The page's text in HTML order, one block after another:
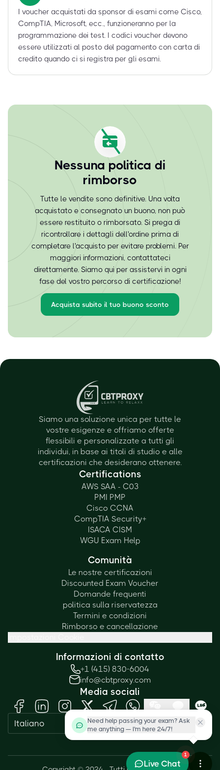
I voucher acquistati da sponsor di esami come Cisco,
CompTIA, Microsoft, ecc., funzioneranno per la
programmazione dei test. I codici voucher devono
essere utilizzati al posto del pagamento con carta di
credito quando ci si registra per gli esami.
Nessuna politica di
rimborso
Tutte le vendite sono definitive. Una volta
acquistato e consegnato un buono, non può
essere restituito o rimborsato. Si prega di
ricontrollare i dettagli dell'ordine prima di
completare l'acquisto per evitare problemi. Per
maggiori informazioni, contattateci
direttamente. Siamo qui per assistervi in ogni
fase del vostro percorso di certificazione!
Acquista subito il tuo buono sconto
Siamo una soluzione unica per tutte le
vostre esigenze e offriamo offerte
flessibili e personalizzate a tutti gli
individui, in base ai titoli di studio e alle
certificazioni che desiderano ottenere.
Certifications
AWS SAA - C03
PMI PMP
Cisco CCNA
CompTIA Security+
ISACA CISM
WGU Exam Help
Comunità
Le nostre certificazioni
Discounted Exam Voucher
Domande frequenti
politica sulla riservatezza
Termini e condizioni
Rimborso e cancellazione
Informazioni di contatto
+1 (415) 830-6004
info@cbtproxy.com
Media sociali
Italiano
Need help passing your exam? Ask
me anything — I'm here 24/7!
1
Live Chat